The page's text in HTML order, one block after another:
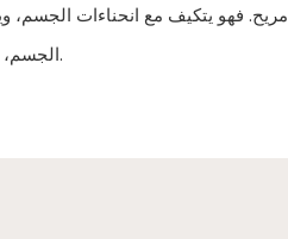
مريح. فهو يتكيف مع انحناءات
الجسم، ويوفر دعماً وراحة جيدين.